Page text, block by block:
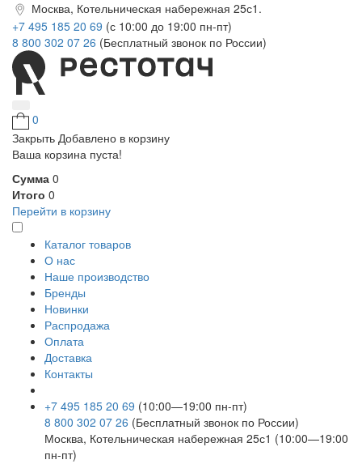
Москва, Котельническая набережная 25с1.
+7 495 185 20 69 (с 10:00 до 19:00 пн-пт)
8 800 302 07 26 (Бесплатный звонок по России)
0
Закрыть Добавлено в корзину
Ваша корзина пуста!
Сумма 0
Итого 0
Перейти в корзину
Каталог товаров
О нас
Наше производство
Бренды
Новинки
Распродажа
Оплата
Доставка
Контакты
+7 495 185 20 69 (10:00—19:00 пн-пт)
8 800 302 07 26 (Бесплатный звонок по России)
Москва, Котельническая набережная 25с1 (10:00—19:00
пн-пт)